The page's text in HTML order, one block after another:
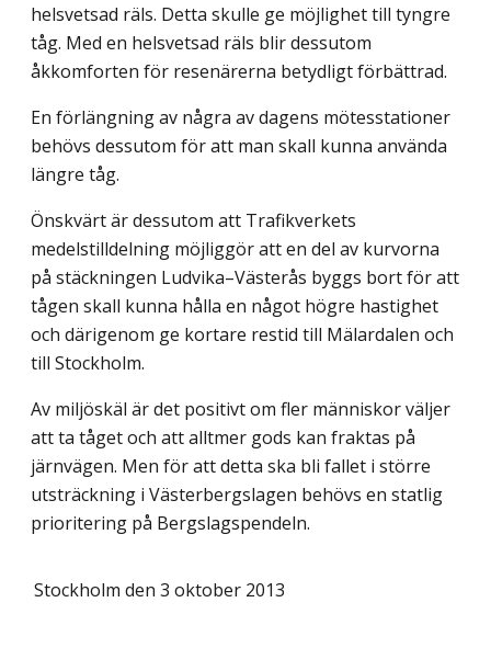
helsvetsad räls. Detta skulle ge möjlighet till tyngre
tåg. Med en helsvetsad räls blir dessutom
åkkomforten för resenärerna betydligt förbättrad.
En förlängning av några av dagens mötesstationer
behövs dessutom för att man skall kunna använda
längre tåg.
Önskvärt är dessutom att Trafikverkets
medelstilldelning möjliggör att en del av kurvorna
på stäckningen Ludvika–Västerås byggs bort för att
tågen skall kunna hålla en något högre hastighet
och därigenom ge kortare restid till Mälardalen och
till Stockholm.
Av miljöskäl är det positivt om fler människor väljer
att ta tåget och att alltmer gods kan fraktas på
järnvägen. Men för att detta ska bli fallet i större
utsträckning i Västerbergslagen behövs en statlig
prioritering på Bergslagspendeln.
Stockholm den 3 oktober 2013